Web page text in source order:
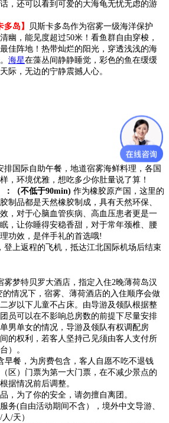
，还可以看到可爱的大海龟无忧无虑的游
多岛 】
贝斯卡多岛作为宿雾一级海洋保护
幽，能见度超过50米！看鱼群自由穿梭，
佳阵地！热带灿烂的阳光，穿透浅浅的海
。 海星在藻丛间静静睡觉，彩色的鱼在缓缓
际，无边的宁静震撼人心。
排国际自助午餐，地道宿雾海鲜料理，各国
，环境优雅，想吃多少你肚量说了算！
：（不低于90min) 作为橡胶原产国，这里的
制品都是天然橡胶制成，具有天然环保、
，对于心脑血管疾病、高血压患者更是一
，让你睡得安稳香甜，对于常年颈椎、腰
功效，是伴手礼的首选哦!
登上返程的飞机，抵达江北国际机场后结束
雾梦特贝罗大酒店，指定入住2晚薄荷岛汉
情况下，宿雾、薄荷酒店的入住顺序会做
岁以下儿童不占床。由导游及领队根据整
员可以在不影响总房数的前提下尽量安排
男单女的情况，导游及领队有权调配房
的权利，若客人坚持己见须由客人支付所
）。
早餐，为房费包含，客人自愿不吃不退钱
区）门票为第一大门票，在不减少景点的
据情况前后调整。
，为了你的安全，请勿擅自离团。
务(自由活动期间不含），境外中文导游、
/天）